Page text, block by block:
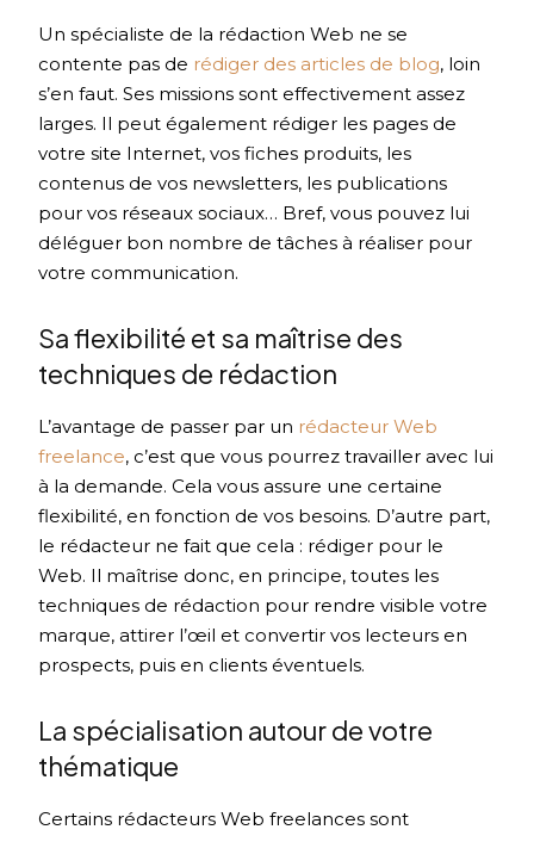
Un spécialiste de la rédaction Web ne se
contente pas de rédiger des articles de blog, loin
s’en faut. Ses missions sont effectivement assez
larges. Il peut également rédiger les pages de
votre site Internet, vos fiches produits, les
contenus de vos newsletters, les publications
pour vos réseaux sociaux… Bref, vous pouvez lui
déléguer bon nombre de tâches à réaliser pour
votre communication.
Sa flexibilité et sa maîtrise des
techniques de rédaction
L’avantage de passer par un rédacteur Web
freelance, c’est que vous pourrez travailler avec lui
à la demande. Cela vous assure une certaine
flexibilité, en fonction de vos besoins. D’autre part,
le rédacteur ne fait que cela : rédiger pour le
Web. Il maîtrise donc, en principe, toutes les
techniques de rédaction pour rendre visible votre
marque, attirer l’œil et convertir vos lecteurs en
prospects, puis en clients éventuels.
La spécialisation autour de votre
thématique
Certains rédacteurs Web freelances sont